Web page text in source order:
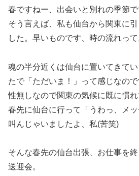
春ですねー、出会いと別れの季節で
そう言えば、私も仙台から関東に
した。早いものです、時の流れって
魂の半分近くは仙台に置いてきて
たで「ただいま！」って感じなの
性無しなので関東の気候に既に慣れ
春先に仙台に行って「うわっ、メッ
叫んじゃいましたよ、私(苦笑)
そんな春先の仙台出張、お仕事を
送迎会。